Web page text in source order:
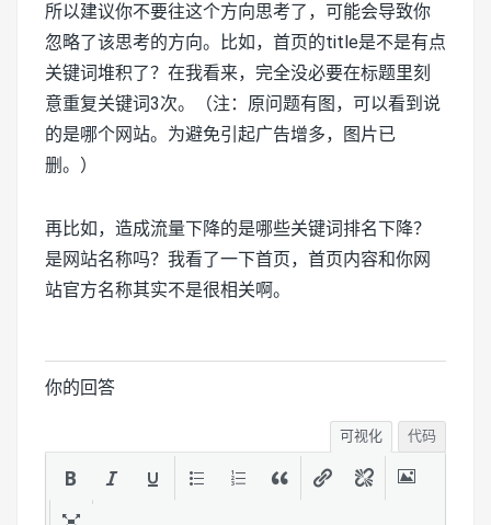
所以建议你不要往这个方向思考了，可能会导致你
忽略了该思考的方向。比如，首页的title是不是有点
关键词堆积了？在我看来，完全没必要在标题里刻
意重复关键词3次。（注：原问题有图，可以看到说
的是哪个网站。为避免引起广告增多，图片已
删。）
再比如，造成流量下降的是哪些关键词排名下降？
是网站名称吗？我看了一下首页，首页内容和你网
站官方名称其实不是很相关啊。
你的回答
可视化 代码